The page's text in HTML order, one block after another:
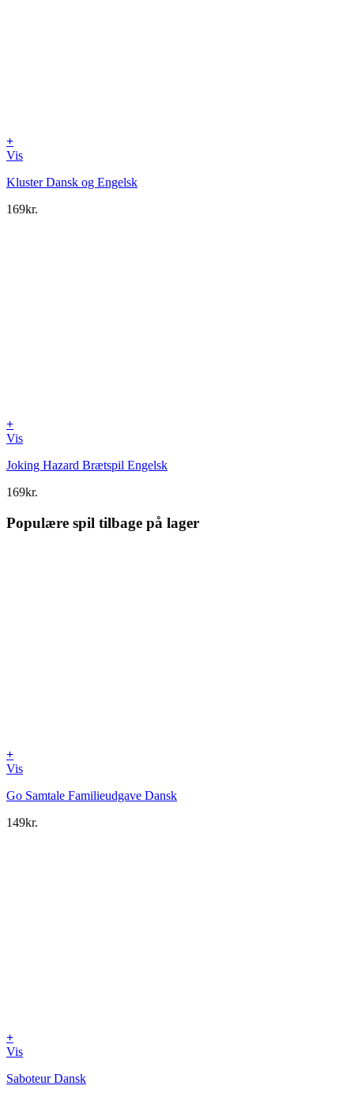
+
Vis
Kluster Dansk og Engelsk
169kr.
+
Vis
Joking Hazard Brætspil Engelsk
169kr.
Populære spil tilbage på lager
+
Vis
Go Samtale Familieudgave Dansk
149kr.
+
Vis
Saboteur Dansk